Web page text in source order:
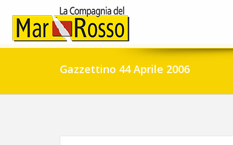
Gazzettino 44 Aprile 2006